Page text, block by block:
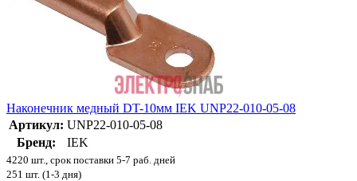
Наконечник медный DT-10мм IEK UNP22-010-05-08
Артикул: UNP22-010-05-08
Бренд:
IEK
4220 шт., срок поставки 5-7 раб. дней
251 шт. (1-3 дня)